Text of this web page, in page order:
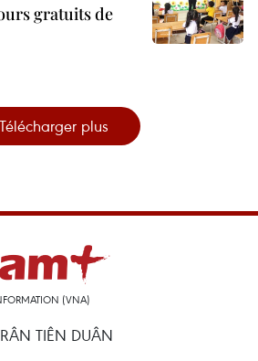
gratuits de
Télécharger plus
(VNA)
TIÊN DUÂN